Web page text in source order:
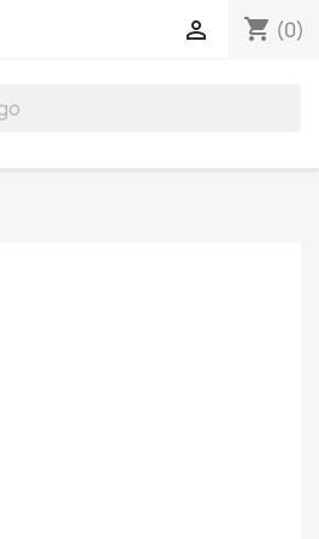
shopping_cart (0)
